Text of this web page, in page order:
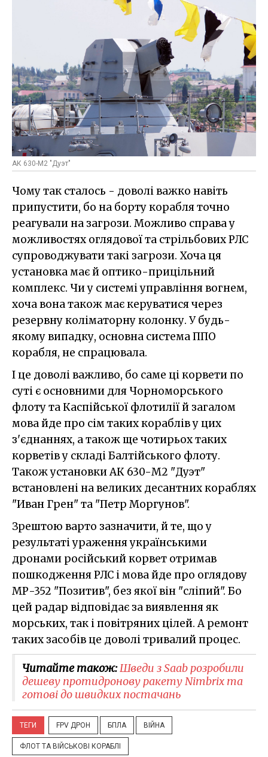
АК 630-М2 "Дуэт"
Чому так сталось - доволі важко навіть
припустити, бо на борту корабля точно
реагували на загрози. Можливо справа у
можливостях оглядової та стрільбових РЛС
супроводжувати такі загрози. Хоча ця
установка має й оптико-прицільний
комплекс. Чи у системі управління вогнем,
хоча вона також має керуватися через
резервну коліматорну колонку. У будь-
якому випадку, основна система ППО
корабля, не спрацювала.
І це доволі важливо, бо саме ці корвети по
суті є основними для Чорноморського
флоту та Каспійської флотилії й загалом
мова йде про сім таких кораблів у цих
з'єднаннях, а також ще чотирьох таких
корветів у складі Балтійського флоту.
Також установки АК 630-М2 "Дуэт"
встановлені на великих десантних кораблях
"Иван Грен" та "Петр Моргунов".
Зрештою варто зазначити, й те, що у
результаті ураження українськими
дронами російський корвет отримав
пошкодження РЛС і мова йде про оглядову
МР-352 "Позитив", без якої він "сліпий". Бо
цей радар відповідає за виявлення як
морських, так і повітряних цілей. А ремонт
таких засобів це доволі тривалий процес.
Читайте також:Шведи з Saab розробили
дешеву протидронову ракету Nimbrix та
готові до швидких постачань
ТЕГИ FPV ДРОН БПЛА ВІЙНА
ФЛОТ ТА ВІЙСЬКОВІ КОРАБЛІ